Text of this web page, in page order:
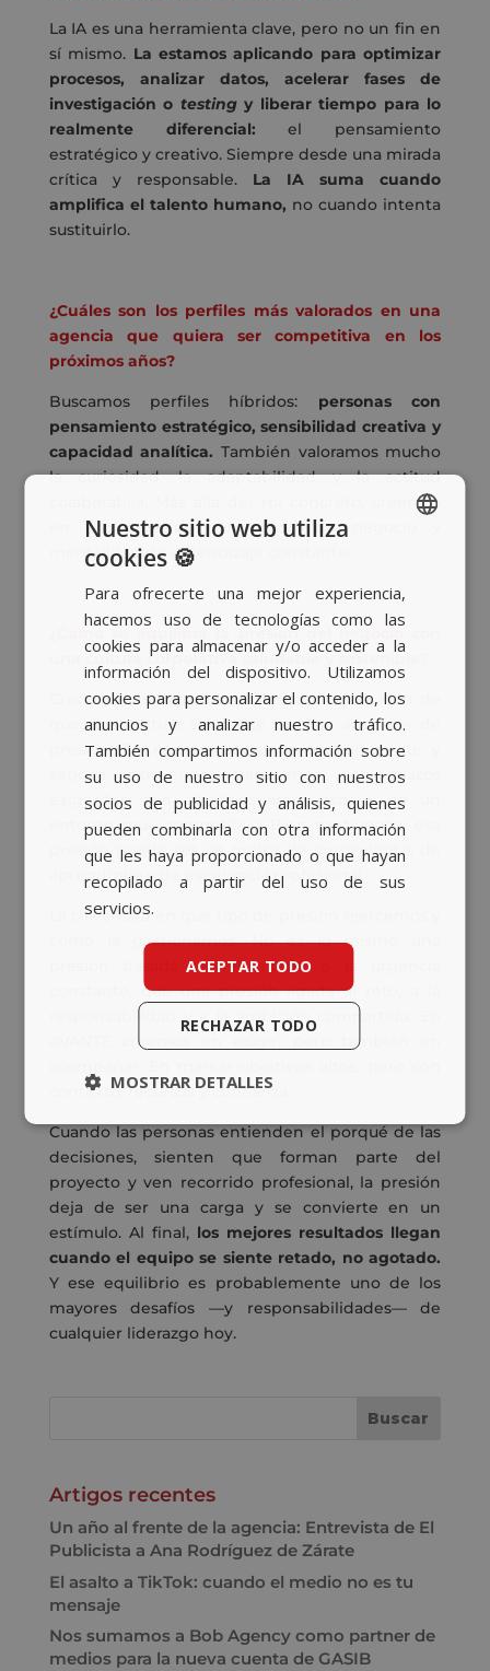
La IA es una herramienta clave, pero no un fin en
sí mismo. La estamos aplicando para optimizar
procesos, analizar datos, acelerar fases de
investigación o testingy liberar tiempo para lo
realmente diferencial: el pensamiento
estratégico y creativo. Siempre desde una mirada
crítica y responsable. La IA suma cuando
amplifica el talento humano, no cuando intenta
sustituirlo.
¿Cuáles son los perfiles más valorados en una
agencia que quiera ser competitiva en los
próximos años?
Buscamos perfiles híbridos: personas con
pensamiento estratégico, sensibilidad creativa y
capacidad analítica. También valoramos mucho
la curiosidad, la adaptabilidad y la actitud
colaborativa. Más allá del rol concreto, creemos
en profesionales con visión de negocio y
mentalidad de aprendizaje constante.
¿Cómo se equilibra la presión del negocio con
una cultura corporativa saludable y sostenible?
Creo que es importante desmitificar la idea de
que una cultura saludable implica ausencia de
presión. En nuestro sector la presión existe y
seguirá existiendo: trabajamos con plazos
exigentes, con objetivos ambiciosos y en un
entorno muy competitivo. Bien gestionada, esa
presión puede ser un motor de crecimiento, de
aprendizaje y de excelencia profesional.
La clave está en qué tipo de presión ejercemos y
cómo la gestionamos. No es lo mismo una
presión basada en el miedo o la urgencia
constante, que una presión ligada al reto, a la
responsabilidad y a la ambición compartida. En
AVANTE creemos en exigir, pero también en
contexto, recursos y confianza.
Cuando las personas entienden el porqué de las
decisiones, sienten que forman parte del
proyecto y ven recorrido profesional, la presión
deja de ser una carga y se convierte en un
estímulo. Al final,los mejores resultados llegan
cuando el equipo se siente retado, no agotado.
Y ese equilibrio es probablemente uno de los
mayores desafíos —y responsabilidades— de
cualquier liderazgo hoy.
Artigos recentes
Un año al frente de la agencia: Entrevista de El
Publicista a Ana Rodríguez de Zárate
El asalto a TikTok: cuando el medio no es tu
mensaje
Nos sumamos a Bob Agency como partner de
medios para la nueva cuenta de GASIB
BASQUE
ENGLISH
Nuestro sitio web utiliza
cookies 🍪
Para ofrecerte una mejor experiencia,
hacemos uso de tecnologías como las
cookies para almacenar y/o acceder a la
información del dispositivo. Utilizamos
cookies para personalizar el contenido, los
anuncios y analizar nuestro tráfico.
También compartimos información sobre
su uso de nuestro sitio con nuestros
socios de publicidad y análisis, quienes
pueden combinarla con otra información
que les haya proporcionado o que hayan
recopilado a partir del uso de sus
servicios.
ACEPTAR TODO
RECHAZAR TODO
MOSTRAR DETALLES